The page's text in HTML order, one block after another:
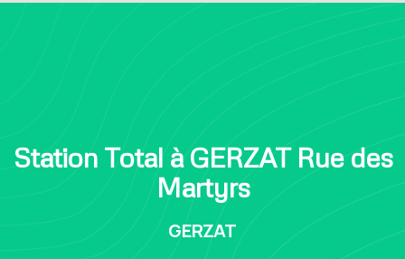
Station Total à GERZAT Rue des
Martyrs
GERZAT